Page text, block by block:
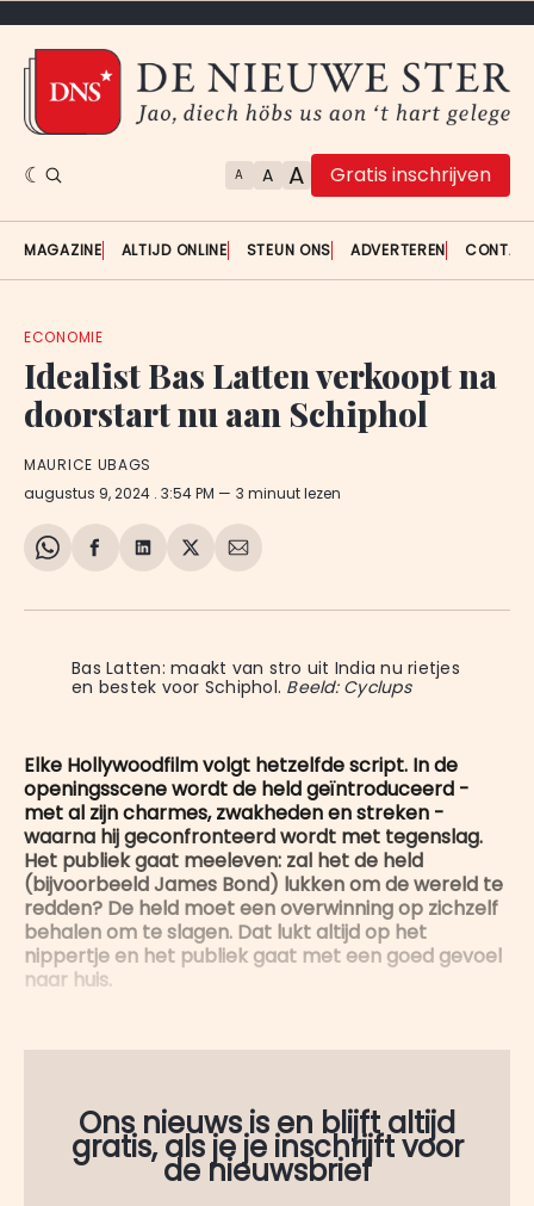
A A A Gratis inschrijven
MAGAZINE ALTIJD ONLINE STEUN ONS ADVERTEREN
ECONOMIE
Idealist Bas Latten verkoopt na
doorstart nu aan Schiphol
MAURICE UBAGS
augustus 9, 2024 . 3:54 PM 3 minuut lezen
Share
WhatsApp
Delen
Facebook
Delen
LinkedIn
Share
X
Deel
E-
Bas Latten: maakt van stro uit India nu rietjes
en bestek voor Schiphol. Beeld: Cyclups
Elke Hollywoodfilm volgt hetzelfde script. In de
openingsscene wordt de held geïntroduceerd -
met al zijn charmes, zwakheden en streken -
waarna hij geconfronteerd wordt met tegenslag.
Het publiek gaat meeleven: zal het de held
(bijvoorbeeld James Bond) lukken om de wereld te
redden? De held moet een overwinning op zichzelf
behalen om te slagen. Dat lukt altijd op het
nippertje en het publiek gaat met een goed gevoel
naar huis.
Ons nieuws is en blijft altijd
gratis, als je je inschrijft voor
de nieuwsbrief